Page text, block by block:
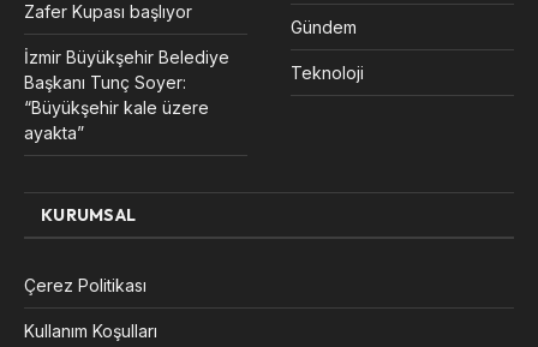
Zafer Kupası başlıyor
İzmir Büyükşehir Belediye
Başkanı Tunç Soyer:
“Büyükşehir kale üzere
ayakta”
Gündem
Teknoloji
KURUMSAL
Çerez Politikası
Kullanım Koşulları